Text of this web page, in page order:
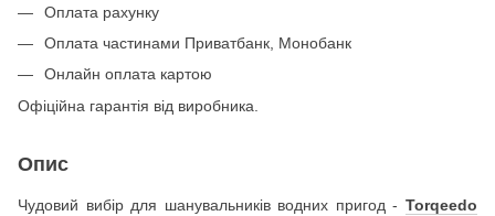
Оплата рахунку
Оплата частинами Приватбанк, Монобанк
Онлайн оплата картою
Офіційна гарантія від виробника.
Опис
Чудовий вибір для шанувальників водних пригод - Torqeedo